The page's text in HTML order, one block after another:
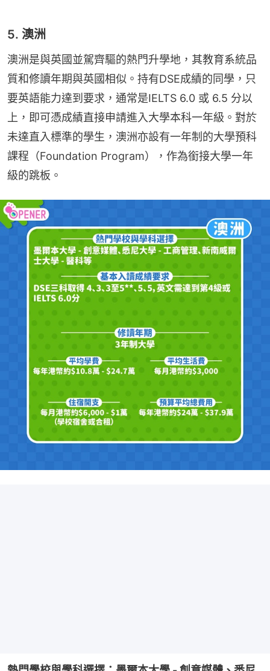
5. 澳洲
澳洲是與英國並駕齊驅的熱門升學地，其教育系統品
質和修讀年期與英國相似。持有DSE成績的同學，只
要英語能力達到要求，通常是IELTS 6.0 或 6.5 分以
上，即可憑成績直接申請進入大學本科一年級。對於
未達直入標準的學生，澳洲亦設有一年制的大學預科
課程（Foundation Program），作為銜接大學一年
級的跳板。